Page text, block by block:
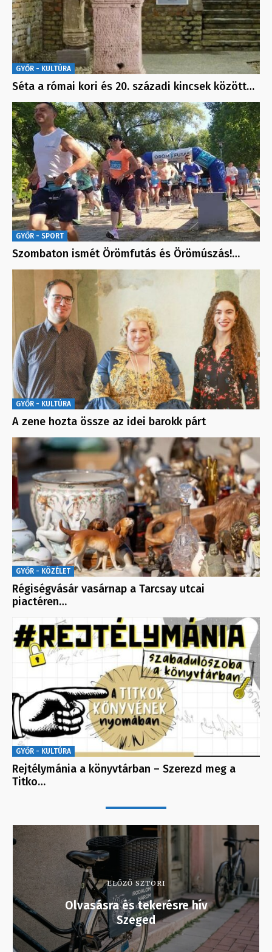
GYŐR - KULTÚRA
Séta a római kori és 20. századi kincsek között…
GYŐR - SPORT
Szombaton ismét Örömfutás és Örömúszás!…
GYŐR - KULTÚRA
A zene hozta össze az idei barokk párt
GYŐR - KÖZÉLET
Régiségvásár vasárnap a Tarcsay utcai
piactéren…
GYŐR - KULTÚRA
Rejtélymánia a könyvtárban – Szerezd meg a
Titko…
ELŐZŐ SZTORI
Olvasásra és tekerésre hív
Szeged